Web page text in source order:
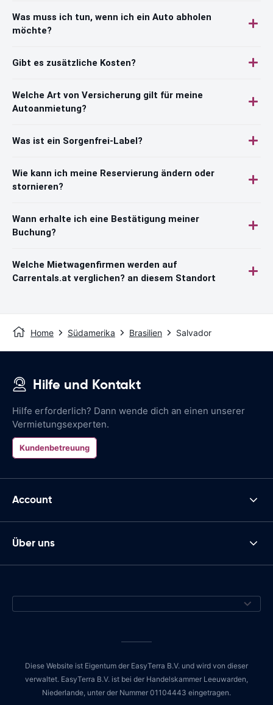
Was muss ich tun, wenn ich ein Auto abholen
möchte?
Gibt es zusätzliche Kosten?
Welche Art von Versicherung gilt für meine
Autoanmietung?
Was ist ein Sorgenfrei-Label?
Wie kann ich meine Reservierung ändern oder
stornieren?
Wann erhalte ich eine Bestätigung meiner
Buchung?
Welche Mietwagenfirmen werden auf
Carrentals.at verglichen? an diesem Standort
Home Südamerika Brasilien Salvador
Hilfe und Kontakt
Hilfe erforderlich? Dann wende dich an einen unserer
Vermietungsexperten.
Kundenbetreuung
Account
Über uns
Diese Website ist Eigentum der EasyTerra B.V. und wird von dieser
verwaltet. EasyTerra B.V. ist bei der Handelskammer Leeuwarden,
Niederlande, unter der Nummer 01104443 eingetragen.